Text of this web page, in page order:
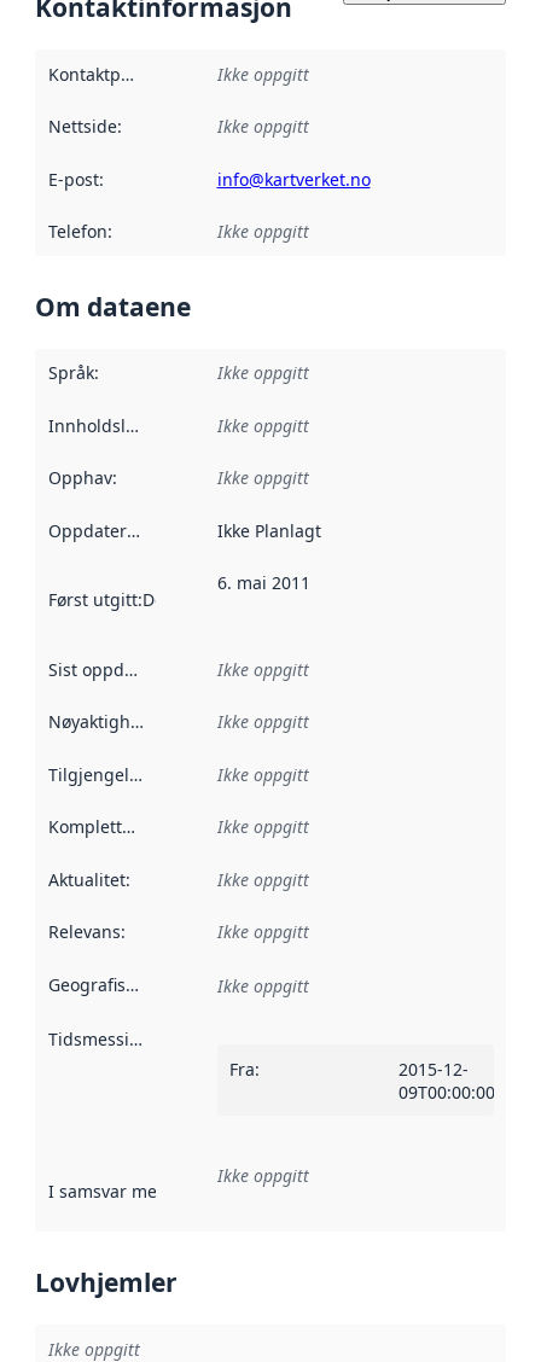
Kontaktinformasjon
Kontaktpunkt Ikke oppgitt
Nettside: Ikke oppgitt
E-post: info@kartverket.no
Telefon: Ikke oppgitt
Om dataene
Språk: Ikke oppgitt
Innholdsleverandører :
Ikke oppgitt
Opphav: Ikke oppgitt
Oppdateringsfrekvens :
Ikke Planlagt
Først utgitt:Denne datoen sier når dataene i dette
6. mai 2011
Sist oppdatert Ikke oppgitt
Nøyaktighet Ikke oppgitt
Tilgjengelighet Ikke oppgitt
Kompletthet Ikke oppgitt
Aktualitet: Ikke oppgitt
Relevans: Ikke oppgitt
Geografisk avgrensning :
Ikke oppgitt
Tidsmessig avgrensning
Fra:
2015-12-
09T00:00:00Z
I samsvar med Referanse til en implementasjonsregel
Ikke oppgitt
Lovhjemler
Ikke oppgitt